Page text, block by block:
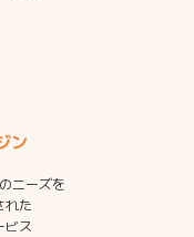
ン
ニーズを
れた
ビス